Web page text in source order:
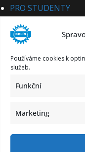
Používáme cookies k
služeb.
Funkční
Marketing
PRO STUDENTY
PRO UCHAZEČE
STUDIJNÍ OBORY
PRO PARTNERY
KONTAKT
Zásady